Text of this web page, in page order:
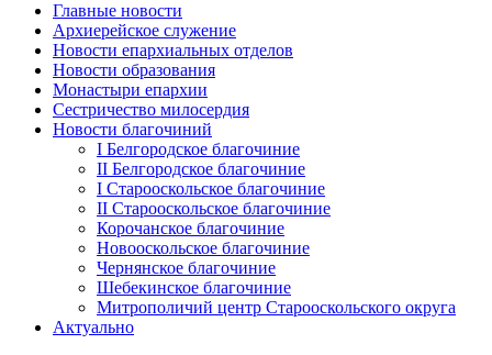
Главные новости
Архиерейское служение
Новости епархиальных отделов
Новости образования
Монастыри епархии
Сестричество милосердия
Новости благочиний
I Белгородское благочиние
II Белгородское благочиние
I Старооскольское благочиние
II Старооскольское благочиние
Корочанское благочиние
Новооскольское благочиние
Чернянское благочиние
Шебекинское благочиние
Митрополичий центр Старооскольского округа
Актуально